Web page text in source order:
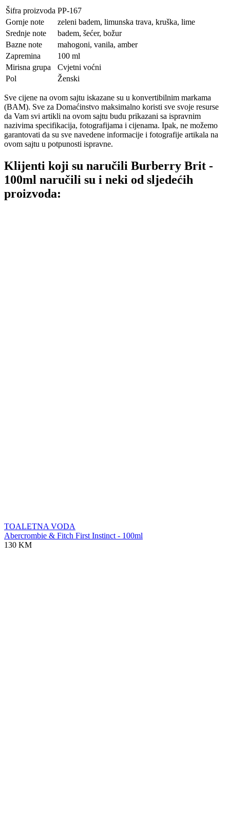
Šifra proizvoda PP-167
Gornje note
zeleni badem, limunska trava, kruška, lime
Srednje note
badem, šećer, božur
Bazne note
mahogoni, vanila, amber
Zapremina
100 ml
Mirisna grupa
Cvjetni voćni
Pol
Ženski
Sve cijene na ovom sajtu iskazane su u konvertibilnim markama
(BAM). Sve za Domaćinstvo maksimalno koristi sve svoje resurse
da Vam svi artikli na ovom sajtu budu prikazani sa ispravnim
nazivima specifikacija, fotografijama i cijenama. Ipak, ne možemo
garantovati da su sve navedene informacije i fotografije artikala na
ovom sajtu u potpunosti ispravne.
Klijenti koji su naručili Burberry Brit -
100ml naručili su i neki od sljedećih
proizvoda:
TOALETNA VODA
Abercrombie & Fitch First Instinct - 100ml
130 KM